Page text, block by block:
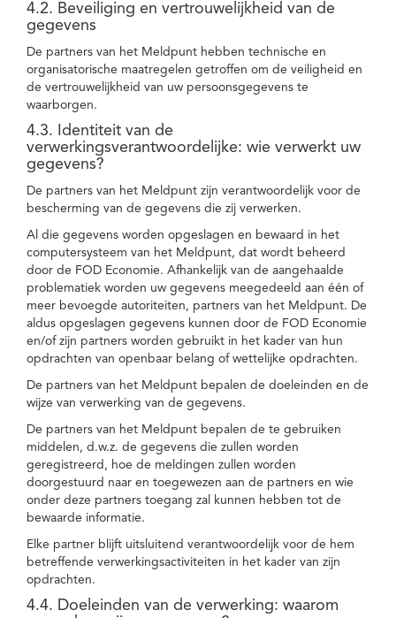
4.2. Beveiliging en vertrouwelijkheid van de
gegevens
De partners van het Meldpunt hebben technische en
organisatorische maatregelen getroffen om de veiligheid en
de vertrouwelijkheid van uw persoonsgegevens te
waarborgen.
4.3. Identiteit van de
verwerkingsverantwoordelijke: wie verwerkt uw
gegevens?
De partners van het Meldpunt zijn verantwoordelijk voor de
bescherming van de gegevens die zij verwerken.
Al die gegevens worden opgeslagen en bewaard in het
computersysteem van het Meldpunt, dat wordt beheerd
door de FOD Economie. Afhankelijk van de aangehaalde
problematiek worden uw gegevens meegedeeld aan één of
meer bevoegde autoriteiten, partners van het Meldpunt. De
aldus opgeslagen gegevens kunnen door de FOD Economie
en/of zijn partners worden gebruikt in het kader van hun
opdrachten van openbaar belang of wettelijke opdrachten.
De partners van het Meldpunt bepalen de doeleinden en de
wijze van verwerking van de gegevens.
De partners van het Meldpunt bepalen de te gebruiken
middelen, d.w.z. de gegevens die zullen worden
geregistreerd, hoe de meldingen zullen worden
doorgestuurd naar en toegewezen aan de partners en wie
onder deze partners toegang zal kunnen hebben tot de
bewaarde informatie.
Elke partner blijft uitsluitend verantwoordelijk voor de hem
betreffende verwerkingsactiviteiten in het kader van zijn
opdrachten.
4.4. Doeleinden van de verwerking: waarom